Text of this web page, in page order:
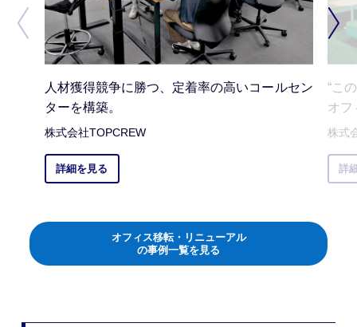
人材獲得競争に勝つ、定着率の高いコールセン
ターを構築。
株式会社TOPCREW
詳細を見る
“こ
オフ
株式
詳
オフィス移転・リニューアル
の事例一覧を見る